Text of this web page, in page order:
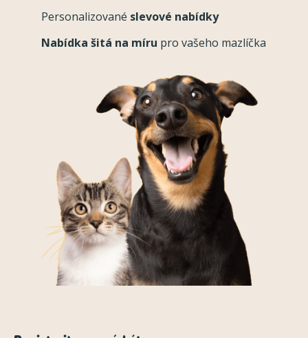
Personalizované slevové nabídky
Nabídka šitá na míru pro vašeho mazlíčka